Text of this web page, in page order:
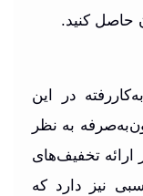
حاصل کنید.
در این
به نظر
تخفیف‌های
نیز دارد که